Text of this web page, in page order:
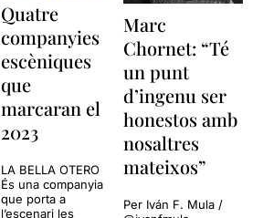
Quatre
companyies
escèniques
que
marcaran el
2023
LA BELLA OTERO
És una companyia
que porta a
l’escenari les
Marc
Chornet: “Té
un punt
d’ingenu ser
honestos amb
nosaltres
mateixos”
Per Iván F. Mula /